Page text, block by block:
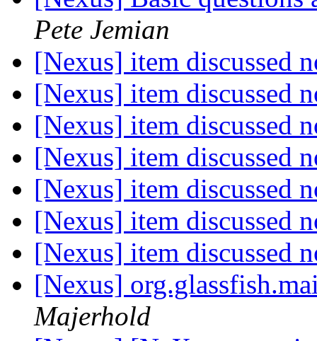
Pete Jemian
[Nexus] item discussed
[Nexus] item discussed
[Nexus] item discussed
[Nexus] item discussed
[Nexus] item discussed
[Nexus] item discussed
[Nexus] item discussed
[Nexus]
Majerhold